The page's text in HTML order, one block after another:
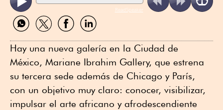
ReadSpeaker
Compartir
por
Compartir
por
Compartir
por
Compartir
por
Hay una nueva galería en la Ciudad de
México, Mariane Ibrahim Gallery, que estrena
su tercera sede además de Chicago y París,
con un objetivo muy claro: conocer, visibilizar,
impulsar el arte africano y afrodescendiente